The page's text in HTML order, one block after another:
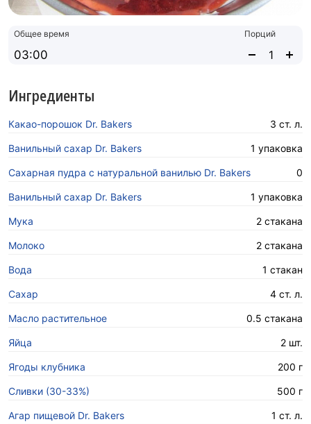
Общее время
03:00
Порций
Ингредиенты
Какао-порошок Dr. Bakers 3 ст. л.
Ванильный сахар Dr. Bakers 1 упаковка
Сахарная пудра с натуральной ванилью Dr. Bakers 0
Ванильный сахар Dr. Bakers 1 упаковка
Мука 2 стакана
Молоко 2 стакана
Вода 1 стакан
Сахар 4 ст. л.
Масло растительное 0.5 стакана
Яйца 2 шт.
Ягоды клубника 200 г
Сливки (30-33%) 500 г
Агар пищевой Dr. Bakers 1 ст. л.